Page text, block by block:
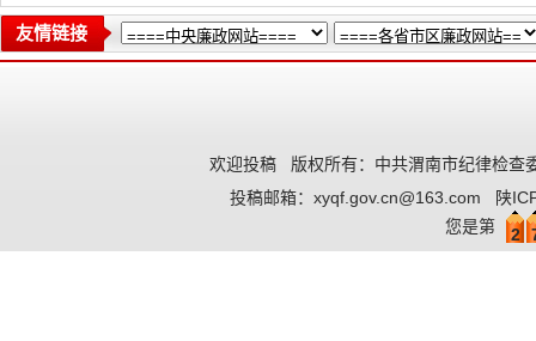
友情链接
欢迎投稿 版权所有：中共渭南市纪律检查
投稿邮箱： xyqf.gov.cn@163.com
陕
您是第